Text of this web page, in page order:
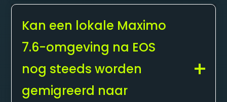
Kan een lokale Maximo
7.6-omgeving na EOS
nog steeds worden
gemigreerd naar